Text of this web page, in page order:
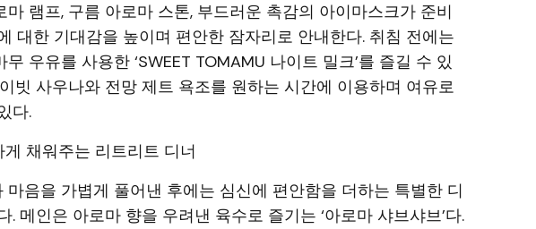
마 램프, 구름 아로마 스톤, 부드러운 촉감의 아이마스크가 준비
대한 기대감을 높이며 편안한 잠자리로 안내한다. 취침 전에는
우유를 사용한 ‘SWEET TOMAMU 나이트 밀크’를 즐길 수 있
빗 사우나와 전망 제트 욕조를 원하는 시간에 이용하며 여유로
다.
채워주는 리트리트 디너
마음을 가볍게 풀어낸 후에는 심신에 편안함을 더하는 특별한 디
. 메인은 아로마 향을 우려낸 육수로 즐기는 ‘아로마 샤브샤브’다.